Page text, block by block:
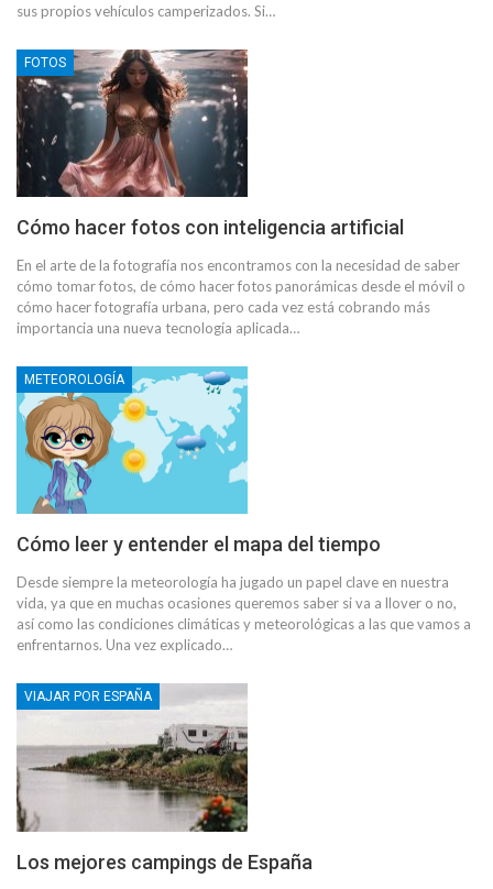
sus propios vehículos camperizados. Si…
FOTOS
Cómo hacer fotos con inteligencia artificial
En el arte de la fotografía nos encontramos con la necesidad de saber
cómo tomar fotos, de cómo hacer fotos panorámicas desde el móvil o
cómo hacer fotografía urbana, pero cada vez está cobrando más
importancia una nueva tecnología aplicada…
METEOROLOGÍA
Cómo leer y entender el mapa del tiempo
Desde siempre la meteorología ha jugado un papel clave en nuestra
vida, ya que en muchas ocasiones queremos saber si va a llover o no,
así como las condiciones climáticas y meteorológicas a las que vamos a
enfrentarnos. Una vez explicado…
VIAJAR POR ESPAÑA
Los mejores campings de España